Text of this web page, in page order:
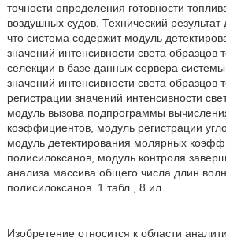
точности определения готовности
воздушных судов. Технический результат
что система содержит модуль
значений интенсивности света образцов
селекции в базе данных сервера
значений интенсивности света образцов
регистрации значений интенсивности
модуль вызова подпрограммы
коэффициентов, модуль регистрации
модуль детектирования молярных
полисилоксанов, модуль контроля
анализа массива общего числа длин
полисилоксанов. 1 табл., 8 ил.
Изобретение относится к области